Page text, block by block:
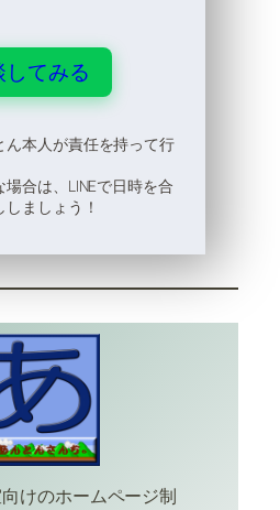
してみる
本人が責任を持って行
合は、LINEで日時を合
ましょう！
けのホームページ制